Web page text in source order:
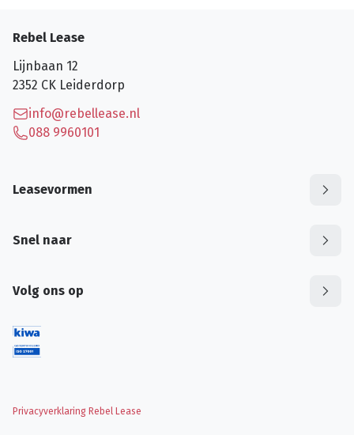
Rebel Lease
Lijnbaan 12
2352 CK Leiderdorp
info@rebellease.nl
088 9960101
Leasevormen
Snel naar
Volg ons op
Privacyverklaring Rebel Lease